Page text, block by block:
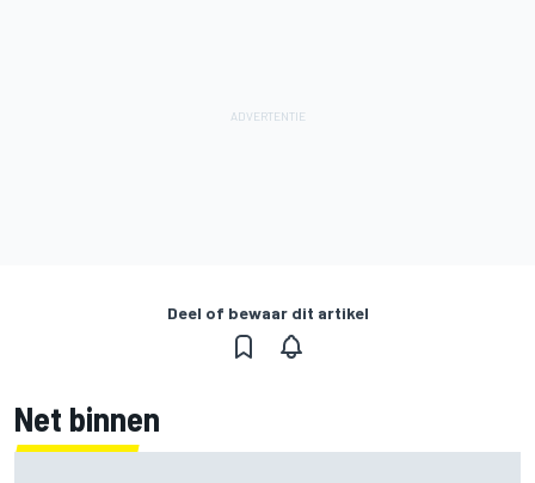
Deel of bewaar dit artikel
Net binnen